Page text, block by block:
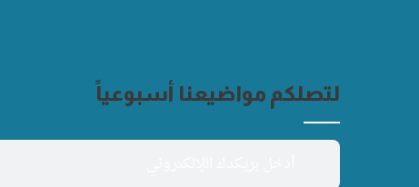
لتصلكم مواضيعنا أسبوعياً